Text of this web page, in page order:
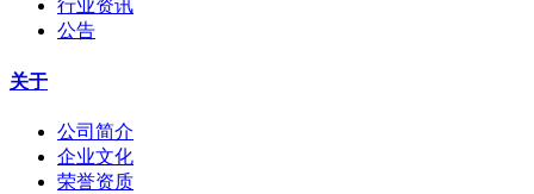
行业资讯
公告
关于
公司简介
企业文化
荣誉资质